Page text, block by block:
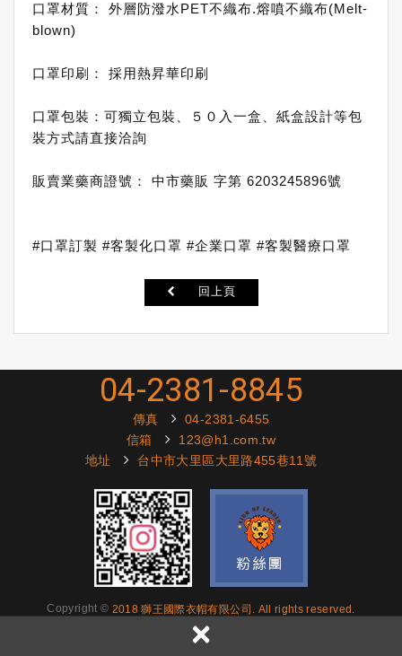
×
口罩材質： 外層防潑水PET不織布.熔噴不織布(Melt-
blown)
口罩印刷： 採用熱昇華印刷
口罩包裝：可獨立包裝、５０入一盒、紙盒設計等包
裝方式請直接洽詢
販賣業藥商證號： 中市藥販 字第 6203245896號
#口罩訂製 #客製化口罩 #企業口罩 #客製醫療口罩
回上頁
04-2381-8845
傳真
04-2381-6455
信箱
123@h1.com.tw
地址
台中市大里區大里路455巷11號
Copyright © 2018 獅王國際衣帽有限公司. All rights reserved.